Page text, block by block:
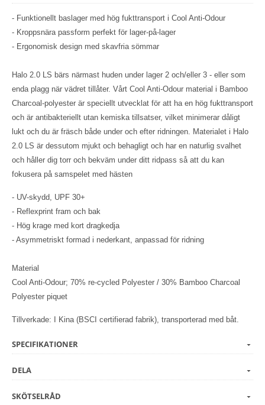
- Funktionellt baslager med hög fukttransport i Cool Anti-Odour
- Kroppsnära passform perfekt för lager-på-lager
- Ergonomisk design med skavfria sömmar
Halo 2.0 LS bärs närmast huden under lager 2 och/eller 3 - eller som
enda plagg när vädret tillåter. Vårt Cool Anti-Odour material i Bamboo
Charcoal-polyester är speciellt utvecklat för att ha en hög fukttransport
och är antibakteriellt utan kemiska tillsatser, vilket minimerar dåligt
lukt och du är fräsch både under och efter ridningen. Materialet i Halo
2.0 LS är dessutom mjukt och behagligt och har en naturlig svalhet
och håller dig torr och bekväm under ditt ridpass så att du kan
fokusera på samspelet med hästen
- UV-skydd, UPF 30+
- Reflexprint fram och bak
- Hög krage med kort dragkedja
- Asymmetriskt formad i nederkant, anpassad för ridning
Material
Cool Anti-Odour; 70% re-cycled Polyester / 30% Bamboo Charcoal
Polyester piquet
Tillverkade: I Kina (BSCI certifierad fabrik), transporterad med båt.
SPECIFIKATIONER
DELA
SKÖTSELRÅD